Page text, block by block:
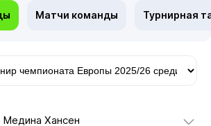
Матчи команды Турнирная
Медина Хансен